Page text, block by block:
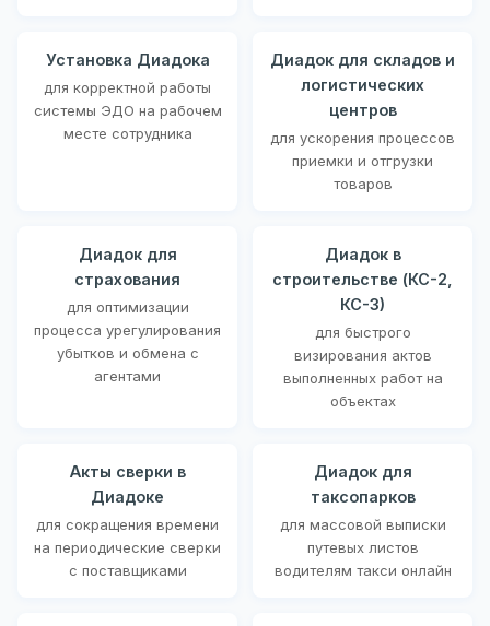
Установка Диадока
для корректной работы
системы ЭДО на рабочем
месте сотрудника
Диадок для складов и
логистических
центров
для ускорения процессов
приемки и отгрузки
товаров
Диадок для
страхования
для оптимизации
процесса урегулирования
убытков и обмена с
агентами
Диадок в
строительстве (КС-2,
КС-3)
для быстрого
визирования актов
выполненных работ на
объектах
Акты сверки в
Диадоке
для сокращения времени
на периодические сверки
с поставщиками
Диадок для
таксопарков
для массовой выписки
путевых листов
водителям такси онлайн